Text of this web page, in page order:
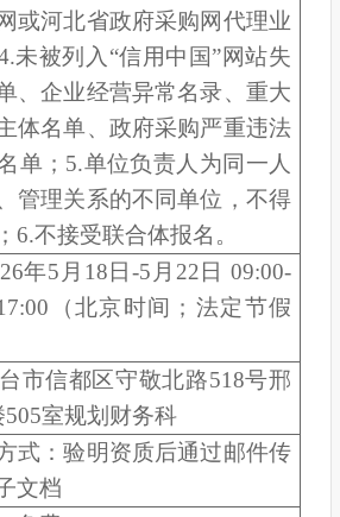
或河北省政府采购网代理业
.未被列入 “信用中国”网站失
、企业经营异常名录、 重大
体名单、政府采购严重违法
单； 5.单位负责人为同一人
管理关系的不同单位，不得
6.不接受联合体报名。
26年5 月 18 日-5 月 22 日 09:00-
:00 （北京时间 ；法定节假
市信都区守敬北路518号邢
505室规划财务科
式：验明资质后通过邮件传
文档